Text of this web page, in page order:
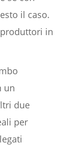
il caso.
in
un
due
per